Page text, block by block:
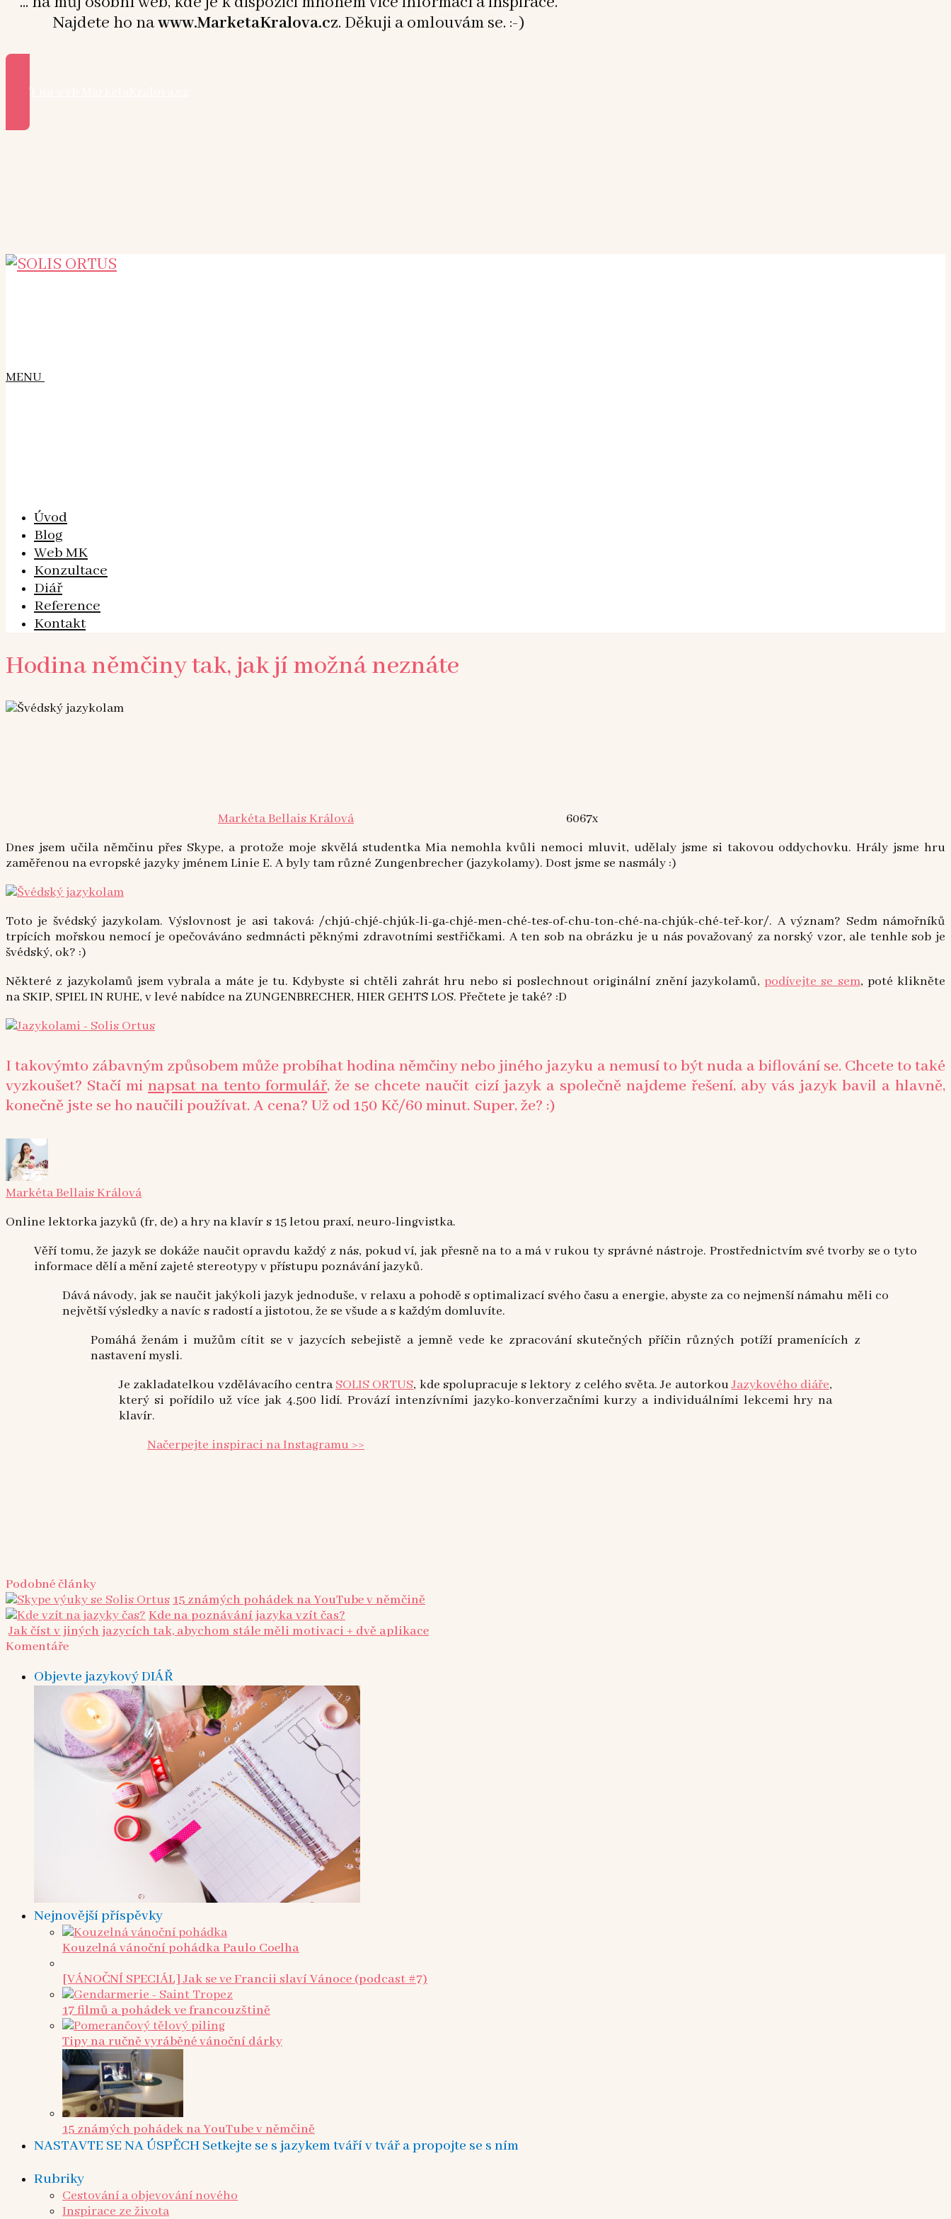
Najdete ho nawww.MarketaKralova.cz. Děkuji a omlouvám se. :-)
Přejít na web MarketaKralova.cz
MENU
Úvod
Blog
Web MK
Konzultace
Diář
Reference
Kontakt
Hodina němčiny tak, jak jí možná neznáte
Markéta Bellais Králová
6067x
Dnes jsem učila němčinu přes Skype, a protože moje skvělá studentka Mia nemohla kvůli nemoci mluvit, udělaly jsme si takovou oddychovku. Hrály jsme hru
zaměřenou na evropské jazyky jménem Linie E. A byly tam různé Zungenbrecher (jazykolamy). Dost jsme se nasmály :)
Toto je švédský jazykolam. Výslovnost je asi taková: /chjú-chjé-chjúk-li-ga-chjé-men-ché-tes-of-chu-ton-ché-na-chjúk-ché-teř-kor/. A význam? Sedm námořníků
trpících mořskou nemocí je opečováváno sedmnácti pěknými zdravotními sestřičkami. A ten sob na obrázku je u nás považovaný za norský vzor, ale tenhle sob je
švédský, ok? :)
Některé z jazykolamů jsem vybrala a máte je tu. Kdybyste si chtěli zahrát hru nebo si poslechnout originální znění jazykolamů, podívejte se sem, poté klikněte
na SKIP, SPIEL IN RUHE, v levé nabídce na ZUNGENBRECHER, HIER GEHT´S LOS. Přečtete je také? :D
I takovýmto zábavným způsobem může probíhat hodina němčiny nebo jiného jazyku a nemusí to být nuda a biflování se. Chcete to také
vyzkoušet? Stačí minapsat na tento formulář, že se chcete naučit cizí jazyk a společně najdeme řešení, aby vás jazyk bavil a hlavně,
konečně jste se ho naučili používat. A cena? Už od 150 Kč/60 minut. Super, že? :)
Markéta Bellais Králová
Online lektorka jazyků (fr, de) a hry na klavír s 15 letou praxí, neuro-lingvistka.
Věří tomu, že jazyk se dokáže naučit opravdu každý z nás, pokud ví, jak přesně na to a má v rukou ty správné nástroje. Prostřednictvím své tvorby se o tyto
informace dělí a mění zajeté stereotypy v přístupu poznávání jazyků.
Dává návody, jak se naučit jakýkoli jazyk jednoduše, v relaxu a pohodě s optimalizací svého času a energie, abyste za co nejmenší námahu měli co
největší výsledky a navíc s radostí a jistotou, že se všude a s každým domluvíte.
Pomáhá ženám i mužům cítit se v jazycích sebejistě a jemně vede ke zpracování skutečných příčin různých potíží pramenících z
nastavení mysli.
Je zakladatelkou vzdělávacího centraSOLIS ORTUS, kde spolupracuje s lektory z celého světa. Je autorkouJazykového diáře,
který si pořídilo už více jak 4.500 lidí. Provází intenzívními jazyko-konverzačními kurzy a individuálními lekcemi hry na
klavír.
Načerpejte inspiraci na Instagramu >>
Podobné články
15 známých pohádek na YouTube v němčině
Kde na poznávání jazyka vzít čas?
Jak číst v jiných jazycích tak, abychom stále měli motivaci + dvě aplikace
Komentáře
Objevte jazykový DIÁŘ
Nejnovější příspěvky
Kouzelná vánoční pohádka Paulo Coelha
[VÁNOČNÍ SPECIÁL] Jak se ve Francii slaví Vánoce (podcast #7)
17 filmů a pohádek ve francouzštině
Tipy na ručně vyráběné vánoční dárky
15 známých pohádek na YouTube v němčině
NASTAVTE SE NA ÚSPĚCH Setkejte se s jazykem tváří v tvář a propojte se s ním
Rubriky
Cestování a objevování nového
Inspirace ze života